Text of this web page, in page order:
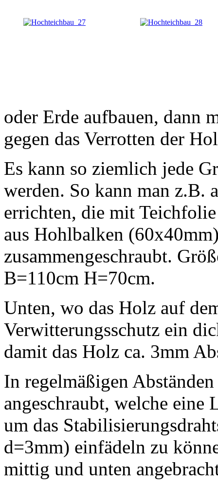
oder Erde aufbauen, dann
gegen das Verrotten der
Es kann so ziemlich jede
werden. So kann man z.B.
errichten, die mit
aus Hohlbalken
zusammengeschraubt.
B=110cm H=70cm.
Unten, wo das Holz auf
Verwitterungsschutz ein
damit das Holz ca. 3mm
In regelmäßigen
angeschraubt, welche
um das
d=3mm) einfädeln zu
mittig und unten